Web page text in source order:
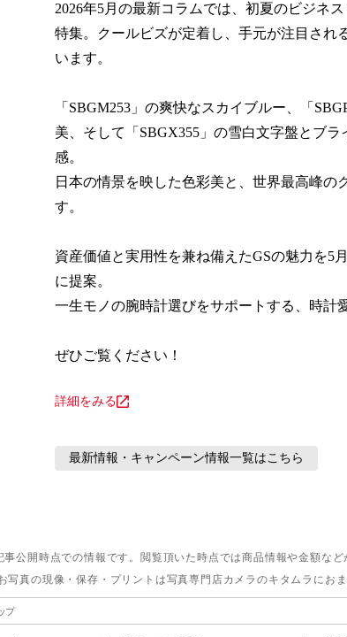
2026年5月の最新コラムでは、初夏のビジネ
特集。クールビズが定着し、手元が注目され
います。
「SBGM253」の爽快なスカイブルー、「
美、そして「SBGX355」の雪白文字盤とブ
感。
日本の情景を映した色彩美と、世界最高峰の
す。
資産価値と実用性を兼ね備えたGSの魅力を5
に提案。
一生モノの腕時計選びをサポートする、時計
ぜひご覧ください！
詳細をみる
最新情報・キャンペーン情報一覧はこちら
公開時点での情報です。閲覧頂いた時点では商品情報や金額な
写真の現像・保存・プリントは写真専門店カメラのキタムラにおま
プ